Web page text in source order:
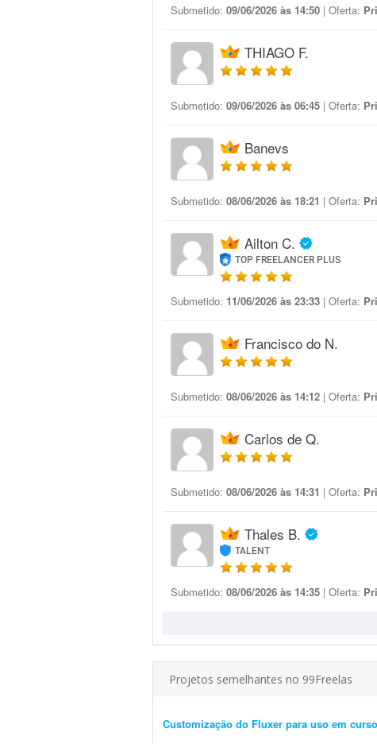
Submetido: 09/06/2026 às 14:50 | Oferta:
THIAGO F.
Submetido: 09/06/2026 às 06:45 | Oferta:
Banevs
Submetido: 08/06/2026 às 18:21 | Oferta:
Ailton C.
TOP FREELANCER PLUS
Submetido: 11/06/2026 às 23:33 | Oferta:
Francisco do N.
Submetido: 08/06/2026 às 14:12 | Oferta:
Carlos de Q.
Submetido: 08/06/2026 às 14:31 | Oferta:
Thales B.
TALENT
Submetido: 08/06/2026 às 14:35 | Oferta:
Projetos semelhantes no 99Freelas
Customização do Fluxer para uso em